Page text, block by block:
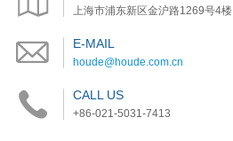
上海市浦东新区金沪路1269号4楼
E-MAIL
houde@houde.com.cn
CALL US
+86-021-5031-7413